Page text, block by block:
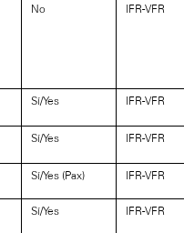
No IFR-VFR
Sí/Yes IFR-VFR
Sí/Yes IFR-VFR
Sí/Yes (Pax) IFR-VFR
Sí/Yes IFR-VFR